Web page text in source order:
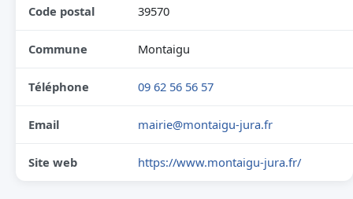
Code postal 39570
Commune Montaigu
Téléphone 09 62 56 56 57
Email mairie@montaigu-jura.fr
Site web https://www.montaigu-jura.fr/